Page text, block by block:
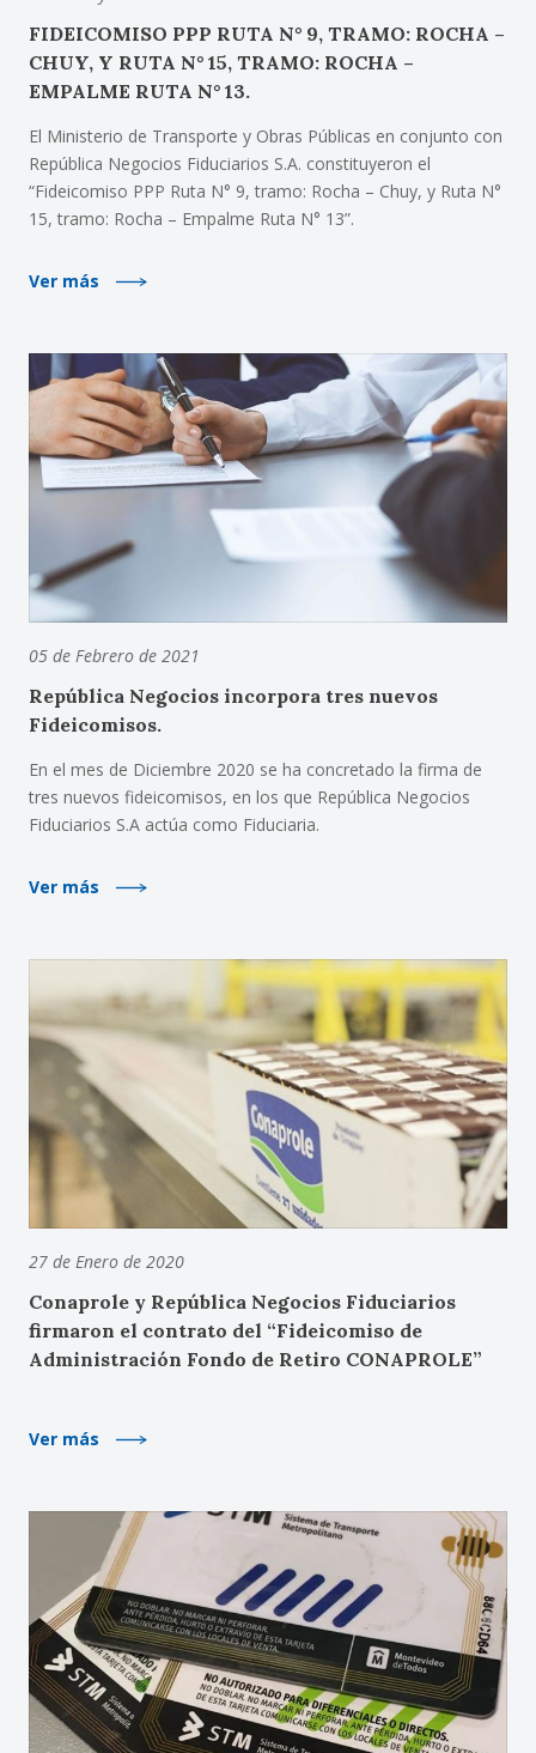
FIDEICOMISO PPP RUTA N° 9, TRAMO: ROCHA –
CHUY, Y RUTA N° 15, TRAMO: ROCHA –
EMPALME RUTA N° 13.
El Ministerio de Transporte y Obras Públicas en conjunto con
República Negocios Fiduciarios S.A. constituyeron el
“Fideicomiso PPP Ruta N° 9, tramo: Rocha – Chuy, y Ruta N°
15, tramo: Rocha – Empalme Ruta N° 13”.
Ver más
05 de Febrero de 2021
República Negocios incorpora tres nuevos
Fideicomisos.
En el mes de Diciembre 2020 se ha concretado la firma de
tres nuevos fideicomisos, en los que República Negocios
Fiduciarios S.A actúa como Fiduciaria.
Ver más
27 de Enero de 2020
Conaprole y República Negocios Fiduciarios
firmaron el contrato del “Fideicomiso de
Administración Fondo de Retiro CONAPROLE”
Ver más